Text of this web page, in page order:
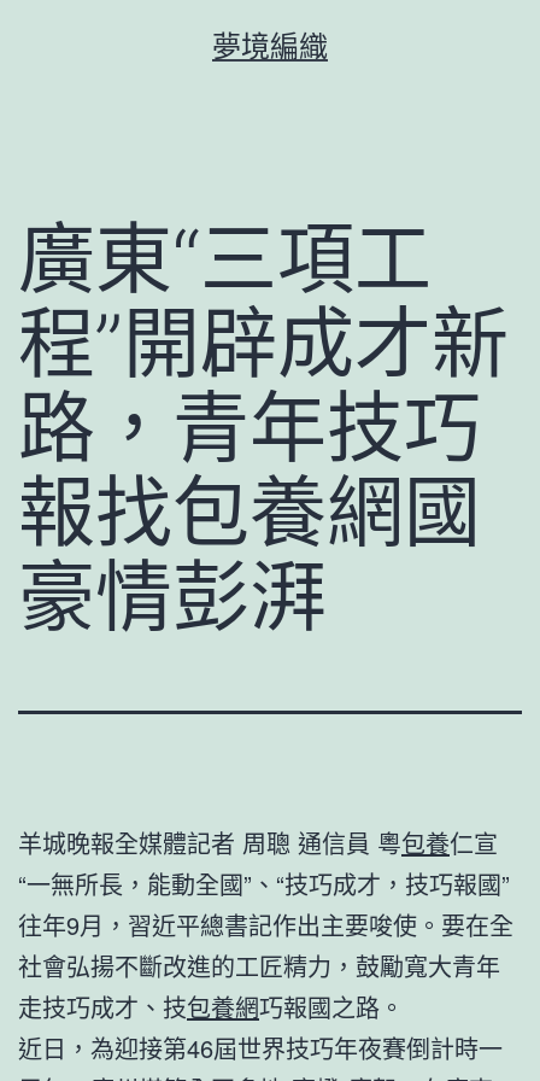
夢境編織
廣東“三項工
程”開辟成才新
路，青年技巧
報找包養網國
豪情彭湃
羊城晚報全媒體記者 周聰 通信員 粵包養仁宣
“一無所長，能動全國”、“技巧成才，技巧報國”
往年9月，習近平總書記作出主要唆使。要在全
社會弘揚不斷改進的工匠精力，鼓勵寬大青年
走技巧成才、技包養網巧報國之路。
近日，為迎接第46屆世界技巧年夜賽倒計時一